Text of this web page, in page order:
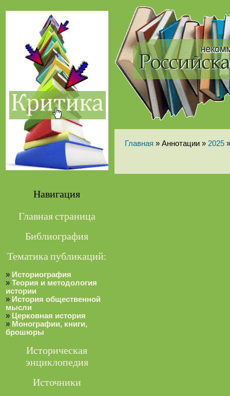
Навигация
Главная страница
Библиография
Тематика публикаций:
» Историография
» Теория и методология
истории
» История общественной
мысли
» Церковная история
» Монографии, книги,
брошюры
Историческая
энциклопедия
Источники
Главная » Аннотации » 2025 »